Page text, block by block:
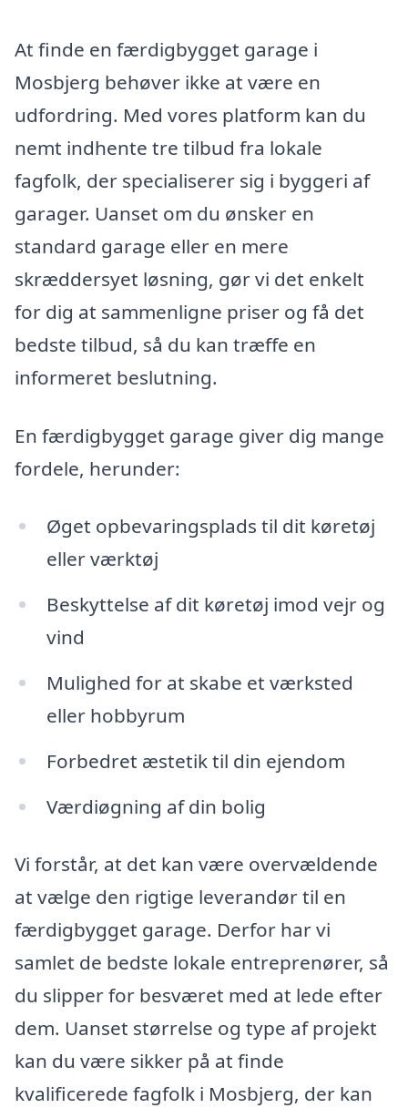
At finde en færdigbygget garage i
Mosbjerg behøver ikke at være en
udfordring. Med vores platform kan du
nemt indhente tre tilbud fra lokale
fagfolk, der specialiserer sig i byggeri af
garager. Uanset om du ønsker en
standard garage eller en mere
skræddersyet løsning, gør vi det enkelt
for dig at sammenligne priser og få det
bedste tilbud, så du kan træffe en
informeret beslutning.
En færdigbygget garage giver dig mange
fordele, herunder:
Øget opbevaringsplads til dit køretøj
eller værktøj
Beskyttelse af dit køretøj imod vejr og
vind
Mulighed for at skabe et værksted
eller hobbyrum
Forbedret æstetik til din ejendom
Værdiøgning af din bolig
Vi forstår, at det kan være overvældende
at vælge den rigtige leverandør til en
færdigbygget garage. Derfor har vi
samlet de bedste lokale entreprenører, så
du slipper for besværet med at lede efter
dem. Uanset størrelse og type af projekt
kan du være sikker på at finde
kvalificerede fagfolk i Mosbjerg, der kan